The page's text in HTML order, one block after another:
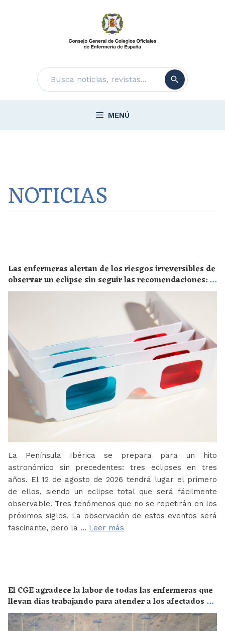
Buscar
MENÚ
NOTICIAS
Las enfermeras alertan de los riesgos irreversibles de
observar un eclipse sin seguir las recomendaciones: la
retinopatía solar es el mayor de los peligros
La Península Ibérica se prepara para un hito
astronómico sin precedentes: tres eclipses en tres
años. El 12 de agosto de 2026 tendrá lugar el primero
de ellos, siendo un eclipse total que será fácilmente
observable. Tres fenómenos que no se repetirán en los
próximos siglos. La observación de estos eventos será
fascinante, pero la … Leer más
El CGE agradece la labor de todas las enfermeras que
llevan días trabajando para atender a los afectados de
la crisis migratoria de Ceuta